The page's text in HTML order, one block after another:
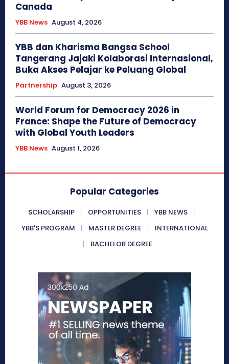
Canada
YBB News August 4, 2026
YBB dan Kharisma Bangsa School
Tangerang Jajaki Kolaborasi Internasional,
Buka Akses Pelajar ke Peluang Global
Partnership August 3, 2026
World Forum for Democracy 2026 in
France: Shape the Future of Democracy
with Global Youth Leaders
YBB News August 1, 2026
Popular Categories
SCHOLARSHIP OPPORTUNITIES
YBB NEWS
YBB'S PROGRAM
MASTER DEGREE
INTERNATIONAL
BACHELOR DEGREE